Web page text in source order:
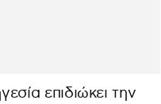
επιδιώκει την